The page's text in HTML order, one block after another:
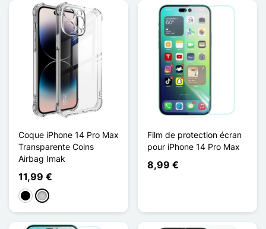
Coque iPhone 14 Pro Max
Transparente Coins
Airbag Imak
11,99 €
SchwarzTransparent
Film de protection écran
pour iPhone 14 Pro Max
8,99 €